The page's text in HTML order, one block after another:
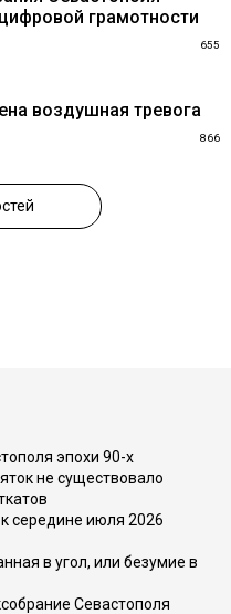
грамотности
655
воздушная тревога
866
эпохи 90-х
не существовало
середине июля 2026
в угол, или безумие в
Севастополя